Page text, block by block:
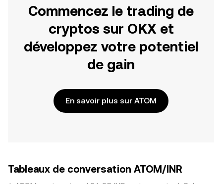
Commencez le trading de
cryptos sur OKX et
développez votre potentiel
de gain
En savoir plus sur ATOM
Tableaux de conversation ATOM/INR